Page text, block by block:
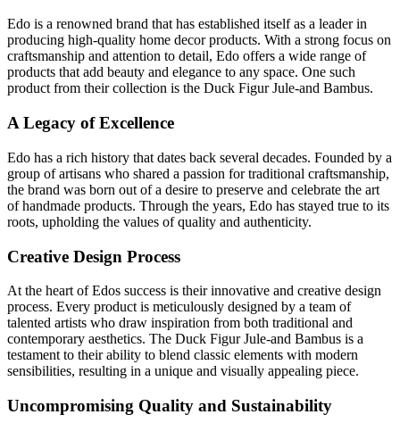
Edo is a renowned brand that has established itself as a leader in
producing high-quality home decor products. With a strong focus on
craftsmanship and attention to detail, Edo offers a wide range of
products that add beauty and elegance to any space. One such
product from their collection is the Duck Figur Jule-and Bambus.
A Legacy of Excellence
Edo has a rich history that dates back several decades. Founded by a
group of artisans who shared a passion for traditional craftsmanship,
the brand was born out of a desire to preserve and celebrate the art
of handmade products. Through the years, Edo has stayed true to its
roots, upholding the values of quality and authenticity.
Creative Design Process
At the heart of Edos success is their innovative and creative design
process. Every product is meticulously designed by a team of
talented artists who draw inspiration from both traditional and
contemporary aesthetics. The Duck Figur Jule-and Bambus is a
testament to their ability to blend classic elements with modern
sensibilities, resulting in a unique and visually appealing piece.
Uncompromising Quality and Sustainability